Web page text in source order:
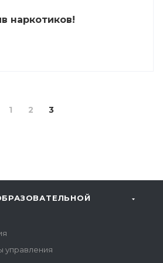
наркотиков!
1 2 3
управления